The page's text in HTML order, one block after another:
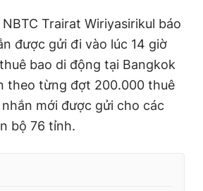
Trairat Wiriyasirikul báo
được gửi đi vào lúc 14 giờ
bao di động tại Bangkok
theo từng đợt 200.000 thuê
mới được gửi cho các
bộ 76 tỉnh.